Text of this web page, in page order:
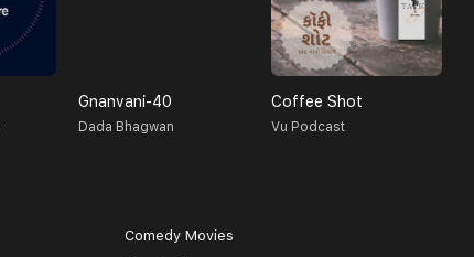
Gnanvani-40
Dada Bhagwan
Coffee Shot
Vu Podcast
Comedy Movies